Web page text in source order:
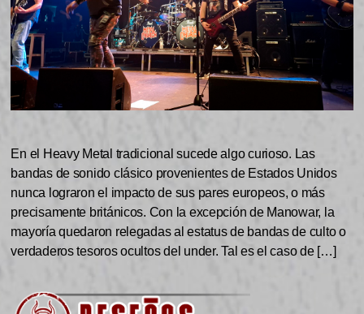
En el Heavy Metal tradicional sucede algo curioso. Las
bandas de sonido clásico provenientes de Estados Unidos
nunca lograron el impacto de sus pares europeos, o más
precisamente británicos. Con la excepción de Manowar, la
mayoría quedaron relegadas al estatus de bandas de culto o
verdaderos tesoros ocultos del under. Tal es el caso de […]